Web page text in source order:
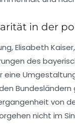
in der
, Elisabeth
des
eine
von
nicht im